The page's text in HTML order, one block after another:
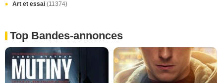
Art et essai (11374)
Top Bandes-annonces